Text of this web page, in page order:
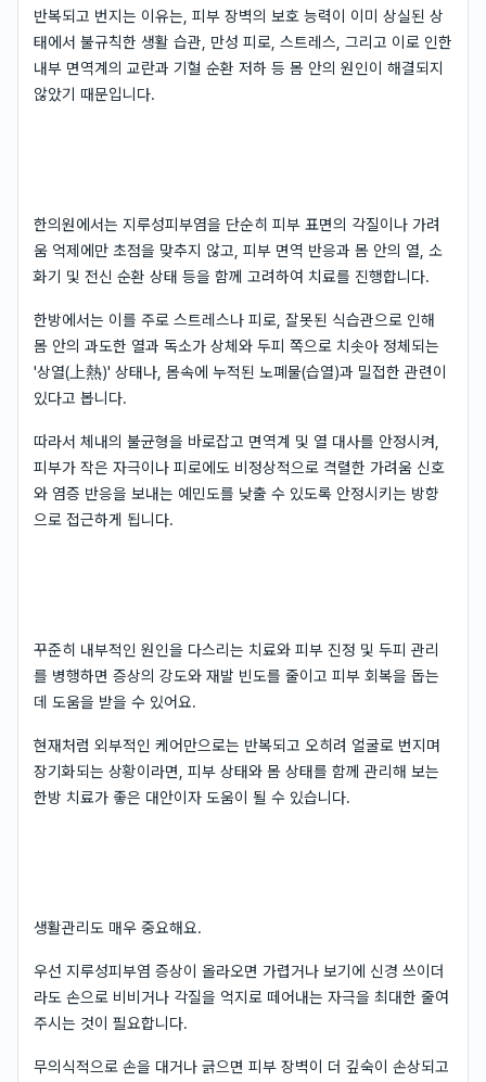
반복되고 번지는 이유는, 피부 장벽의 보호 능력이 이미 상실된 상
태에서 불규칙한 생활 습관, 만성 피로, 스트레스, 그리고 이로 인한
내부 면역계의 교란과 기혈 순환 저하 등 몸 안의 원인이 해결되지
않았기 때문입니다.
한의원에서는 지루성피부염을 단순히 피부 표면의 각질이나 가려
움 억제에만 초점을 맞추지 않고, 피부 면역 반응과 몸 안의 열, 소
화기 및 전신 순환 상태 등을 함께 고려하여 치료를 진행합니다.
한방에서는 이를 주로 스트레스나 피로, 잘못된 식습관으로 인해
몸 안의 과도한 열과 독소가 상체와 두피 쪽으로 치솟아 정체되는
'상열(上熱)' 상태나, 몸속에 누적된 노폐물(습열)과 밀접한 관련이
있다고 봅니다.
따라서 체내의 불균형을 바로잡고 면역계 및 열 대사를 안정시켜,
피부가 작은 자극이나 피로에도 비정상적으로 격렬한 가려움 신호
와 염증 반응을 보내는 예민도를 낮출 수 있도록 안정시키는 방향
으로 접근하게 됩니다.
꾸준히 내부적인 원인을 다스리는 치료와 피부 진정 및 두피 관리
를 병행하면 증상의 강도와 재발 빈도를 줄이고 피부 회복을 돕는
데 도움을 받을 수 있어요.
현재처럼 외부적인 케어만으로는 반복되고 오히려 얼굴로 번지며
장기화되는 상황이라면, 피부 상태와 몸 상태를 함께 관리해 보는
한방 치료가 좋은 대안이자 도움이 될 수 있습니다.
생활관리도 매우 중요해요.
우선 지루성피부염 증상이 올라오면 가렵거나 보기에 신경 쓰이더
라도 손으로 비비거나 각질을 억지로 떼어내는 자극을 최대한 줄여
주시는 것이 필요합니다.
무의식적으로 손을 대거나 긁으면 피부 장벽이 더 깊숙이 손상되고